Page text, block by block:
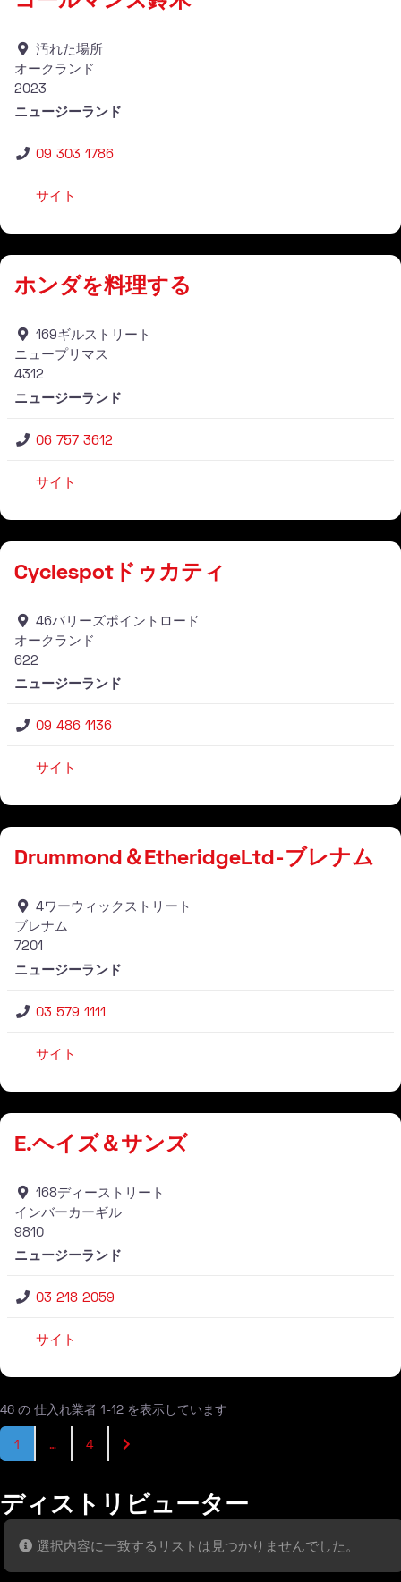
汚れた場所
オークランド
2023
ニュージーランド
09 303 1786
サイト
ホンダを料理する
169ギルストリート
ニュープリマス
4312
ニュージーランド
06 757 3612
サイト
Cyclespotドゥカティ
46バリーズポイントロード
オークランド
622
ニュージーランド
09 486 1136
サイト
Drummond＆EtheridgeLtd-ブレナム
4ワーウィックストリート
ブレナム
7201
ニュージーランド
03 579 1111
サイト
E.ヘイズ＆サンズ
168ディーストリート
インバーカーギル
9810
ニュージーランド
03 218 2059
サイト
46 の 仕入れ業者 1-12 を表示しています
投稿ナビゲーション
1 … 4 過去の投稿
ディストリビューター
選択内容に一致するリストは見つかりませんでした。